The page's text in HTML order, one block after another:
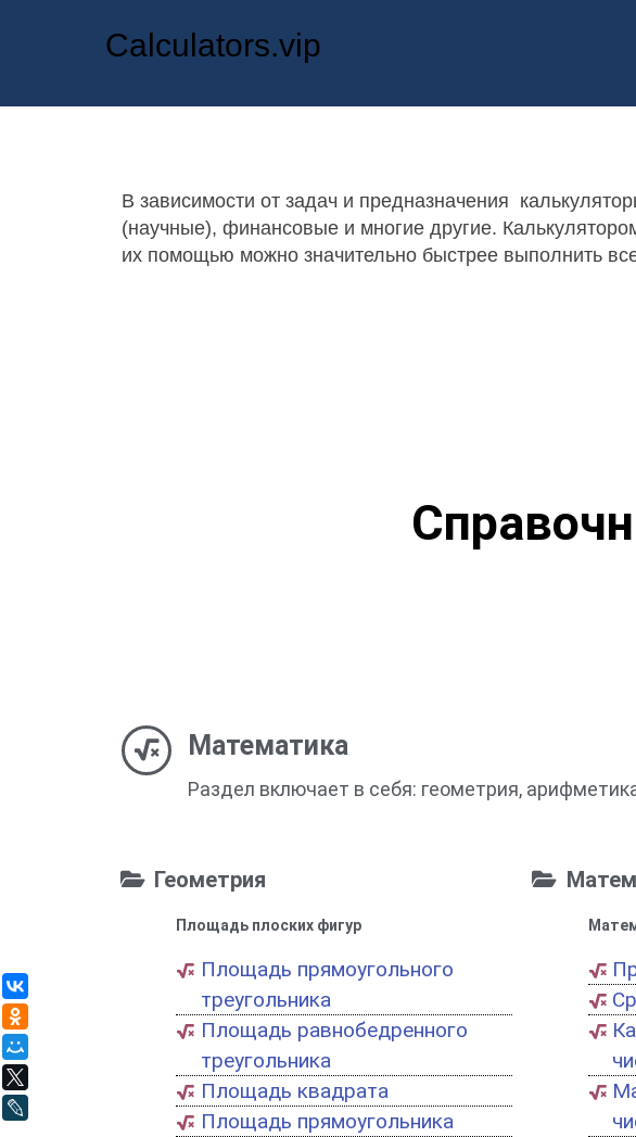
Calculators.vip
В зависимости от задач и предназначения
(научные), финансовые и многие другие.
их помощью можно значительно быстрее выполнить
Математика
Раздел включает в себя: геометрия,
Геометрия
Площадь плоских фигур
Площадь прямоугольного
треугольника
Площадь равнобедренного
треугольника
Площадь квадрата
Площадь прямоугольника